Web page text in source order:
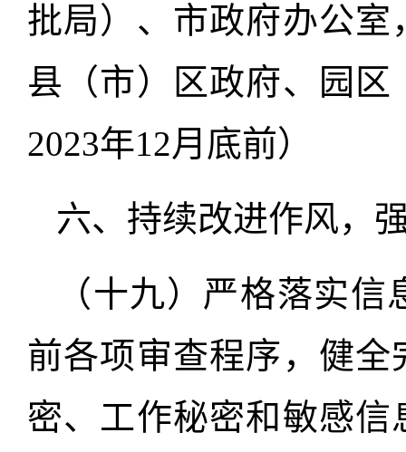
批局）、市政府办公
县（市）区政府、园
2023年12月底前）
六、持续改进作风，
（十九）严格落实
前各项审查程序，健
密、工作秘密和敏感